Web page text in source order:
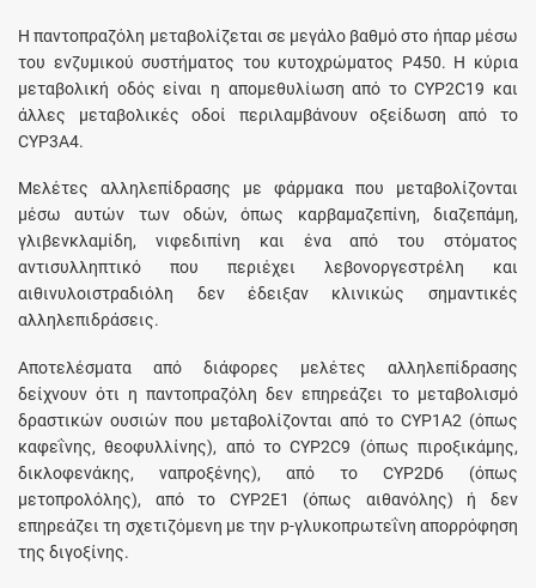
Η παντοπραζόλη μεταβολίζεται σε μεγάλο βαθμό στο ήπαρ μέσω
του ενζυμικού συστήματος του κυτοχρώματος P450. Η κύρια
μεταβολική οδός είναι η απομεθυλίωση από το CYP2C19 και
άλλες μεταβολικές οδοί περιλαμβάνουν οξείδωση από το
CYP3A4.
Μελέτες αλληλεπίδρασης με φάρμακα που μεταβολίζονται
μέσω αυτών των οδών, όπως καρβαμαζεπίνη, διαζεπάμη,
γλιβενκλαμίδη, νιφεδιπίνη και ένα από του στόματος
αντισυλληπτικό που περιέχει λεβονοργεστρέλη και
αιθινυλοιστραδιόλη δεν έδειξαν κλινικώς σημαντικές
αλληλεπιδράσεις.
Αποτελέσματα από διάφορες μελέτες αλληλεπίδρασης
δείχνουν ότι η παντοπραζόλη δεν επηρεάζει το μεταβολισμό
δραστικών ουσιών που μεταβολίζονται από το CYP1A2 (όπως
καφεΐνης, θεοφυλλίνης), από το CYP2C9 (όπως πιροξικάμης,
δικλοφενάκης, ναπροξένης), από το CYP2D6 (όπως
μετοπρολόλης), από το CYP2E1 (όπως αιθανόλης) ή δεν
επηρεάζει τη σχετιζόμενη με την p-γλυκοπρωτεΐνη απορρόφηση
της διγοξίνης.